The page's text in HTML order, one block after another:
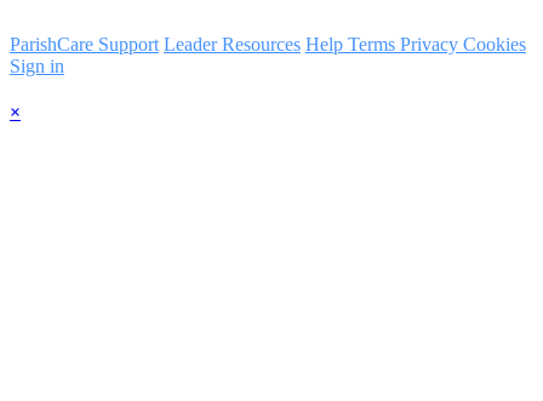
ParishCare Support Leader Resources Help Terms Privacy Cookies
Sign in
×